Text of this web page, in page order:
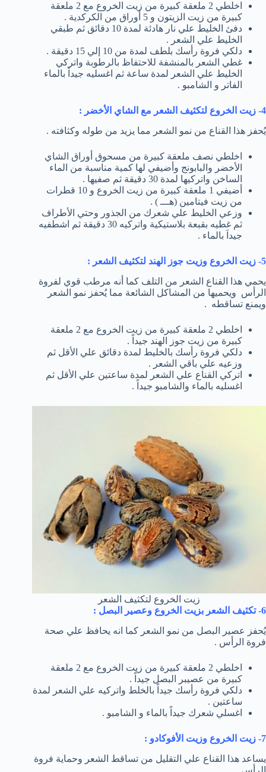
اخلطي 2 ملعقة كبيرة من زيت الخروع مع 2 ملعقة
كبيرة من زيت الزيتون و 5 أوراق من الكركدية .
دفئ الخليط علي نار هادئة لمدة 10 دقائق ثم طبقي
الخليط علي الشعر .
دلكي فروة رأسك بلطف لمدة من 10 إلي 15 دقيقة .
غطي الشعر بالمنشفة للاحتفاظ بالرطوبة واتركي
الخليط علي الشعر لمدة ساعة ثم اغسليه جيداً بالماء
الفاتر و الشامبو .
4- زيت الخروع لتكثيف الشعر مع الشاي الأخضر :
يُحفز هذا القناع من نمو الشعر مما يزيد من طوله وكثافته .
اخلطي نصف ملعقة كبيرة من مسحوق أوراق الشاي
الأخضر والبابونج وأضيفي لها كمية مناسبة من الماء
الساخن واتركيها لمدة 30 دقيقة ثم صفيها .
أضيفي 1 ملعقة كبيرة من زيت الخروع و 10 قطرات
من زيت فيتامين (هـــ ) .
وزعي الخليط علي شعرك من الجذور وحتي الأطراف
ثم غطيه بقبعة بلاستيكية واتركيه 30 دقيقة ثم اشطفيه
جيداَ بالماء .
5- زيت الخروع وزيت جوز الهند لتكثيف الشعر :
يحمي هذا القناع الشعر من التلف كما أنه مرطب قوي لفروة
الرأس ويحميها من المشاكل الشائعة مما يُحفز نمو الشعر
ويمنع تساقطه .
اخلطي 2 ملعقة كبيرة من زيت الخروع مع 2 ملعقة
كبيرة من زيت جوز الهند جيداً .
دلكي فروة رأسك بالخليط لمدة دقائق علي الأقل ثم
وزعيه علي باقي الشعر .
اتركي القناع علي الشعر لمدة ساعتين علي الأقل ثم
اغسليه بالماء والشامبو جيداً .
زيت الخروع لتكثيف الشعر
6- تكثيف الشعر بزيت الخروع وعصير البصل :
يُحفز عصير البصل من نمو الشعر كما انه يحافظ علي صحة
فروة الرأس .
اخلطي 2 ملعقة كبيرة من زيت الخروع مع 2 ملعقة
كبيرة من عصيبر البصل جيداً .
دلكي فروة رأسك جيداً بالخلط واتركيه علي الشعر لمدة
ساعتين .
اغسلي شعرك جيداً بالماء و الشامبو .
7- زيت الخروع وزيت الأفوكادو :
يساعد هذا القناع علي التقليل من تساقط الشعر وحماية فروة
الرأس .